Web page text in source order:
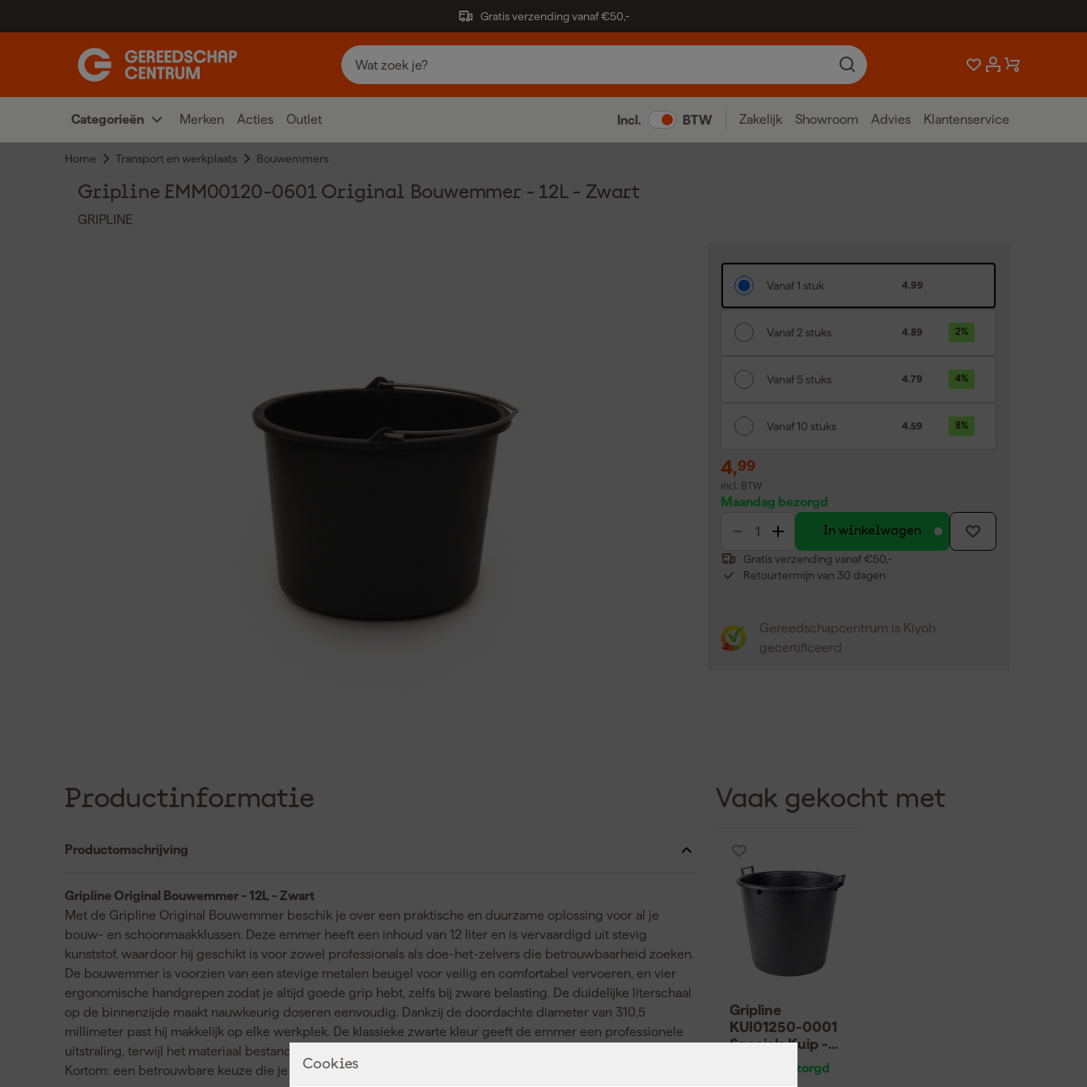
Gratis verzending vanaf €50,-
Categorieën Merken Acties Outlet Incl. BTW Zakelijk Showroom Advies Klantenservice
Home Transport en werkplaats Bouwemmers
Cookies
Gripline EMM00120-0601 Original Bouwemmer - 12L - Zwart
GRIPLINE
Vanaf 1 stuk 4.99
Vanaf 2 stuks 4.89 2%
Vanaf 5 stuks 4.79 4%
Vanaf 10 stuks 4.59 8%
4,99
incl. BTW
Maandag bezorgd
In winkelwagen
Gratis verzending vanaf €50,-
Retourtermijn van 30 dagen
Gereedschapcentrum is Kiyoh
gecertificeerd
Productinformatie
Productomschrijving
Gripline Original Bouwemmer - 12L - Zwart
Met de Gripline Original Bouwemmer beschik je over een praktische en duurzame oplossing voor al je
bouw- en schoonmaakklussen. Deze emmer heeft een inhoud van 12 liter en is vervaardigd uit stevig
kunststof, waardoor hij geschikt is voor zowel professionals als doe-het-zelvers die betrouwbaarheid zoeken.
De bouwemmer is voorzien van een stevige metalen beugel voor veilig en comfortabel vervoeren, en vier
ergonomische handgrepen zodat je altijd goede grip hebt, zelfs bij zware belasting. De duidelijke literschaal
op de binnenzijde maakt nauwkeurig doseren eenvoudig. Dankzij de doordachte diameter van 310,5
millimeter past hij makkelijk op elke werkplek. De klassieke zwarte kleur geeft de emmer een professionele
uitstraling, terwijl het materiaal bestand is tegen intensief gebruik op de bouwplaats of in de werkplaats.
Kortom: een betrouwbare keuze die je efficiënt ondersteunt bij iedere klus.
Vaak gekocht met
Gripline
KUI01250-0001
Specials Kuip -
Dinsdag bezorgd